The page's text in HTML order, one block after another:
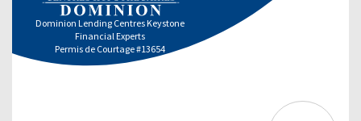
Dominion Lending Centres Keystone
Financial Experts
Permis de Courtage #13654